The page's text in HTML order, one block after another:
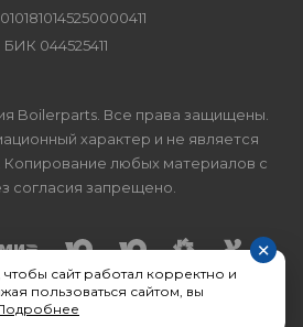
×
сайт работал корректно и
пользоваться сайтом, вы
БИК 044525411
Boilerparts. Все права защищены.
характер и не является
Копирование любых материалов с
согласия запрещено.